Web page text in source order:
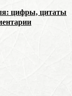
цифры, цитаты